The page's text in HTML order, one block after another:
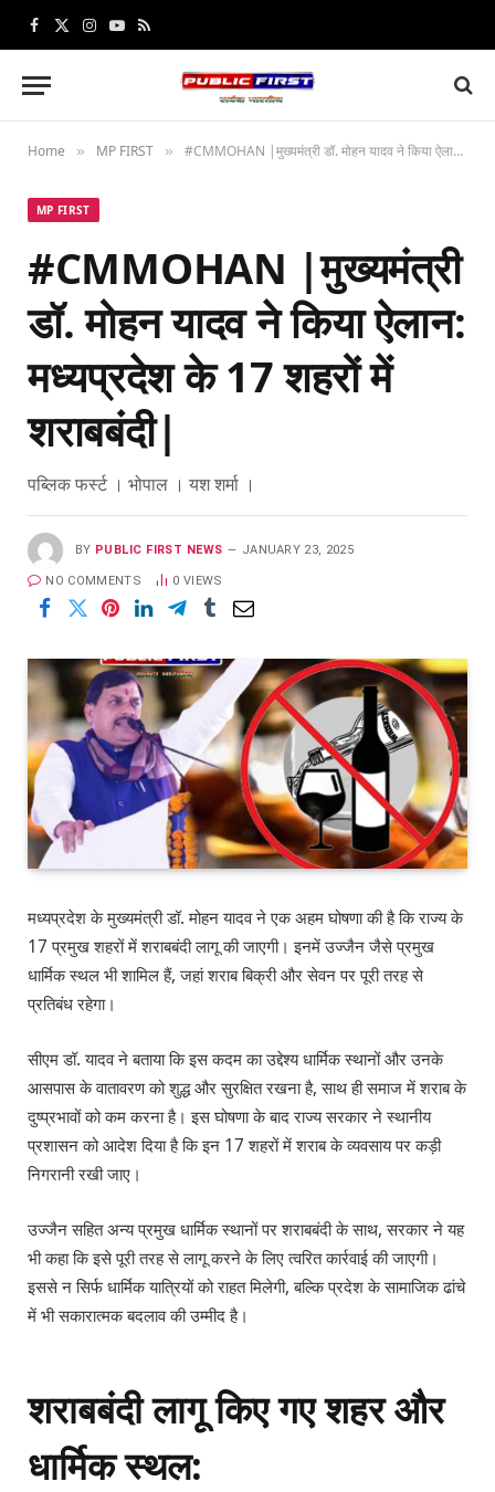
Facebook
X
Instagram
YouTube
RSS
Home » MP FIRST » #CMMOHAN |मुख्यमंत्री डॉ. मोहन यादव ने किया ऐलान: मध्यप्रदेश के 17 शहरों में शराबबंदी|
MP FIRST
#CMMOHAN |मुख्यमंत्री
डॉ. मोहन यादव ने किया ऐलान:
मध्यप्रदेश के 17 शहरों में
शराबबंदी|
पब्लिक फर्स्ट । भोपाल । यश शर्मा ।
BY PUBLIC FIRST NEWS JANUARY 23, 2025
NO COMMENTS 0 VIEWS
मध्यप्रदेश के मुख्यमंत्री डॉ. मोहन यादव ने एक अहम घोषणा की है कि राज्य के
17 प्रमुख शहरों में शराबबंदी लागू की जाएगी। इनमें उज्जैन जैसे प्रमुख
धार्मिक स्थल भी शामिल हैं, जहां शराब बिक्री और सेवन पर पूरी तरह से
प्रतिबंध रहेगा।
सीएम डॉ. यादव ने बताया कि इस कदम का उद्देश्य धार्मिक स्थानों और उनके
आसपास के वातावरण को शुद्ध और सुरक्षित रखना है, साथ ही समाज में शराब के
दुष्प्रभावों को कम करना है। इस घोषणा के बाद राज्य सरकार ने स्थानीय
प्रशासन को आदेश दिया है कि इन 17 शहरों में शराब के व्यवसाय पर कड़ी
निगरानी रखी जाए।
उज्जैन सहित अन्य प्रमुख धार्मिक स्थानों पर शराबबंदी के साथ, सरकार ने यह
भी कहा कि इसे पूरी तरह से लागू करने के लिए त्वरित कार्रवाई की जाएगी।
इससे न सिर्फ धार्मिक यात्रियों को राहत मिलेगी, बल्कि प्रदेश के सामाजिक ढांचे
में भी सकारात्मक बदलाव की उम्मीद है।
शराबबंदी लागू किए गए शहर और
धार्मिक स्थल: